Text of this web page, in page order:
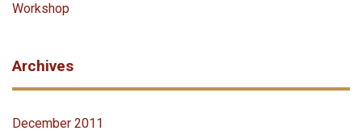
Workshop
Archives
December 2011